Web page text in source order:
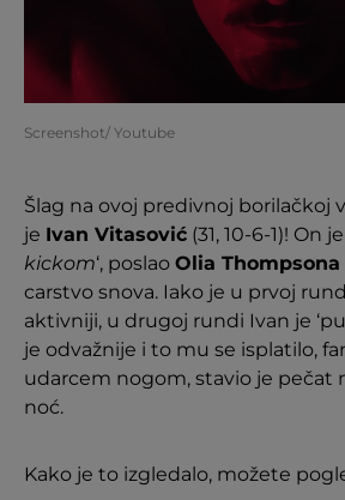
Screenshot/ Youtube
Šlag na ovoj predivnoj borilačkoj
je Ivan Vitasović (31, 10-6-1)! On
kickom‘, poslao Olia Thompsona
carstvo snova. Iako je u prvoj
aktivniji, u drugoj rundi Ivan je
je odvažnije i to mu se isplatilo,
udarcem nogom, stavio je pečat
noć.
Kako je to izgledalo, možete